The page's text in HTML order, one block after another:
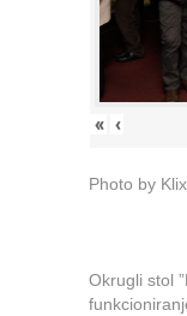
« ‹
Photo by
Okrugli stol